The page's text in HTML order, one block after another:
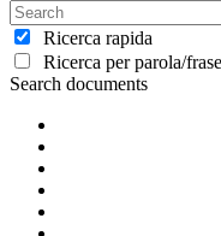
Ricerca rapida
Ricerca per parola/
Search documents